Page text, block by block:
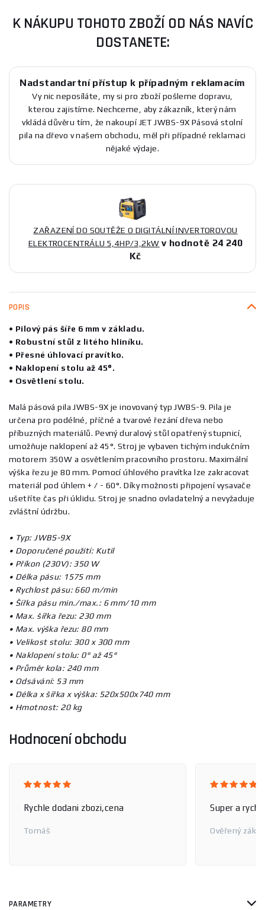
K NÁKUPU TOHOTO ZBOŽÍ OD NÁS NAVÍC
DOSTANETE:
Nadstandartní přístup k případným reklamacím
Vy nic neposíláte, my si pro zboží pošleme dopravu,
kterou zajistíme. Nechceme, aby zákazník, který nám
vkládá důvěru tím, že nakoupí JET JWBS-9X Pásová stolní
pila na dřevo v našem obchodu, měl při případné reklamaci
nějaké výdaje.
ZAŘAZENÍ DO SOUTĚŽE O DIGITÁLNÍ INVERTOROVOU
ELEKTROCENTRÁLU 5,4HP/3,2kW v hodnotě 24 240
Kč
POPIS
• Pilový pás šíře 6 mm v základu.
• Robustní stůl z litého hliníku.
• Přesné úhlovací pravítko.
• Naklopení stolu až 45°.
• Osvětlení stolu.
Malá pásová pila JWBS-9X je inovovaný typ JWBS-9. Pila je
určena pro podélné, příčné a tvarové řezání dřeva nebo
příbuzných materiálů. Pevný duralový stůl opatřený stupnicí,
umožňuje naklopení až 45°. Stroj je vybaven tichým indukčním
motorem 350W a osvětlením pracovního prostoru. Maximální
výška řezu je 80 mm. Pomocí úhlového pravítka lze zakracovat
materiál pod úhlem + / - 60°. Díky možnosti připojení vysavače
ušetříte čas při úklidu. Stroj je snadno ovladatelný a nevyžaduje
zvláštní údržbu.
• Typ: JWBS-9X
• Doporučené použití: Kutil
• Příkon (230V): 350 W
• Délka pásu: 1575 mm
• Rychlost pásu: 660 m/min
• Šířka pásu min./max.: 6 mm/10 mm
• Max. šířka řezu: 230 mm
• Max. výška řezu: 80 mm
• Velikost stolu: 300 x 300 mm
• Naklopení stolu: 0° až 45°
• Průměr kola: 240 mm
• Odsávání: 53 mm
• Délka x šířka x výška: 520x500x740 mm
• Hmotnost: 20 kg
Hodnocení obchodu
Rychle dodani zbozi,cena
Tomáš
Super a
Ověřený
PARAMETRY